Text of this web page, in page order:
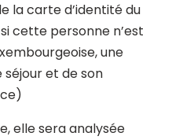
la carte d’identité du
cette personne n’est
une
et de son
elle sera analysée